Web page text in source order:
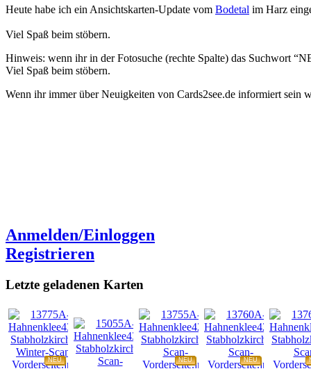
Heute habe ich ein Ansichtskarten-Update vom Bodetal im Harz
Viel Spaß beim stöbern.
Hinweis: wenn ihr in der Fotosuche (rechte Spalte) das Suchwort
Viel Spaß beim stöbern.
Wenn ihr immer über Neuigkeiten von Cards2see.de informiert sein
Anmelden/Einloggen
Registrieren
Letzte geladenen Karten
NEU NEU NEU